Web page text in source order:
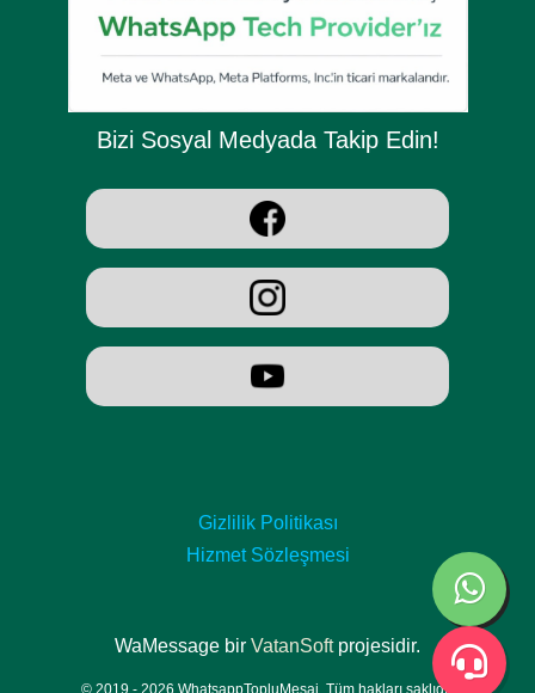
Bizi Sosyal Medyada Takip Edin!
Gizlilik Politikası
Hizmet Sözleşmesi
WaMessage bir VatanSoftprojesidir.